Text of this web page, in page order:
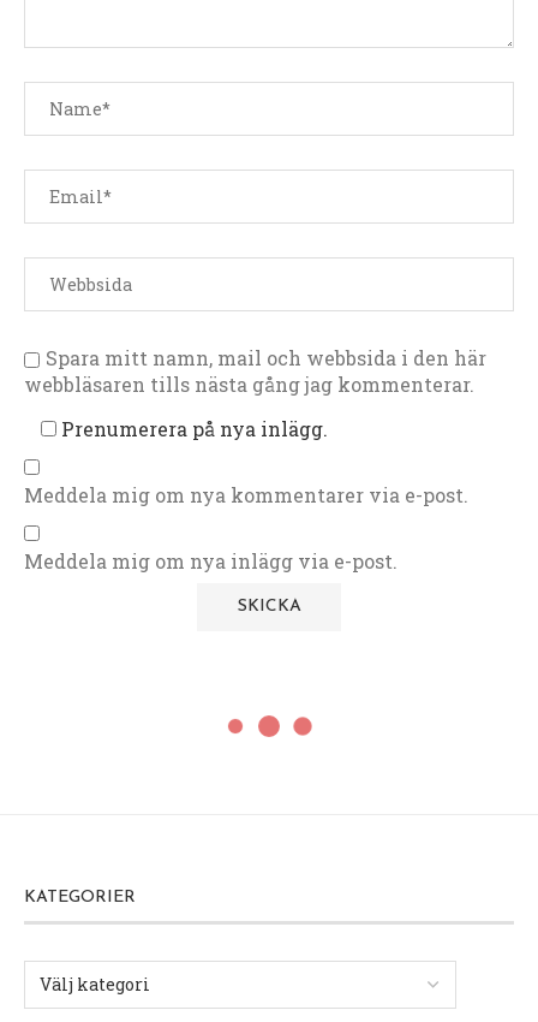
Spara mitt namn, mail och webbsida i den här
webbläsaren tills nästa gång jag kommenterar.
Prenumerera på nya inlägg.
Meddela mig om nya kommentarer via e-post.
Meddela mig om nya inlägg via e-post.
KATEGORIER